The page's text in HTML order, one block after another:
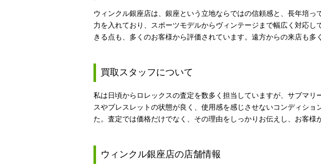
ウィンクル銀座店は、銀座という立地ならではの信頼感と、長年培
力を入れており、スポーツモデルからヴィンテージまで幅広く対応
きる点も、多くのお客様から評価されています。遠方からの来店も
買取スタッフについて
私は日頃からロレックスの査定を数多く担当していますが、サブマ
スやブレスレットの状態が良く、使用感を感じさせないコンディシ
た。査定では価格だけでなく、その理由をしっかりお伝えし、お客様
ウィンクル銀座店の店舗情報